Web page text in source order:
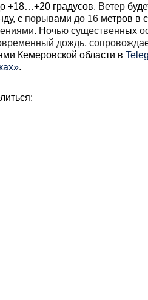
+18…+20 градусов. Ветер буд
с порывами до 16 метров в
. Ночью существенных
дождь, сопровожда
Кемеровской области в
.